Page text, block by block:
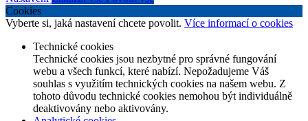
Cookies
Vyberte si, jaká nastavení chcete povolit. Více informací o cookies
Technické cookies
Technické cookies jsou nezbytné pro správné fungování
webu a všech funkcí, které nabízí. Nepožadujeme Váš
souhlas s využitím technických cookies na našem webu. Z
tohoto důvodu technické cookies nemohou být individuálně
deaktivovány nebo aktivovány.